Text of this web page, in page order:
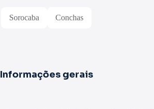
Sorocaba Conchas
Informações gerais